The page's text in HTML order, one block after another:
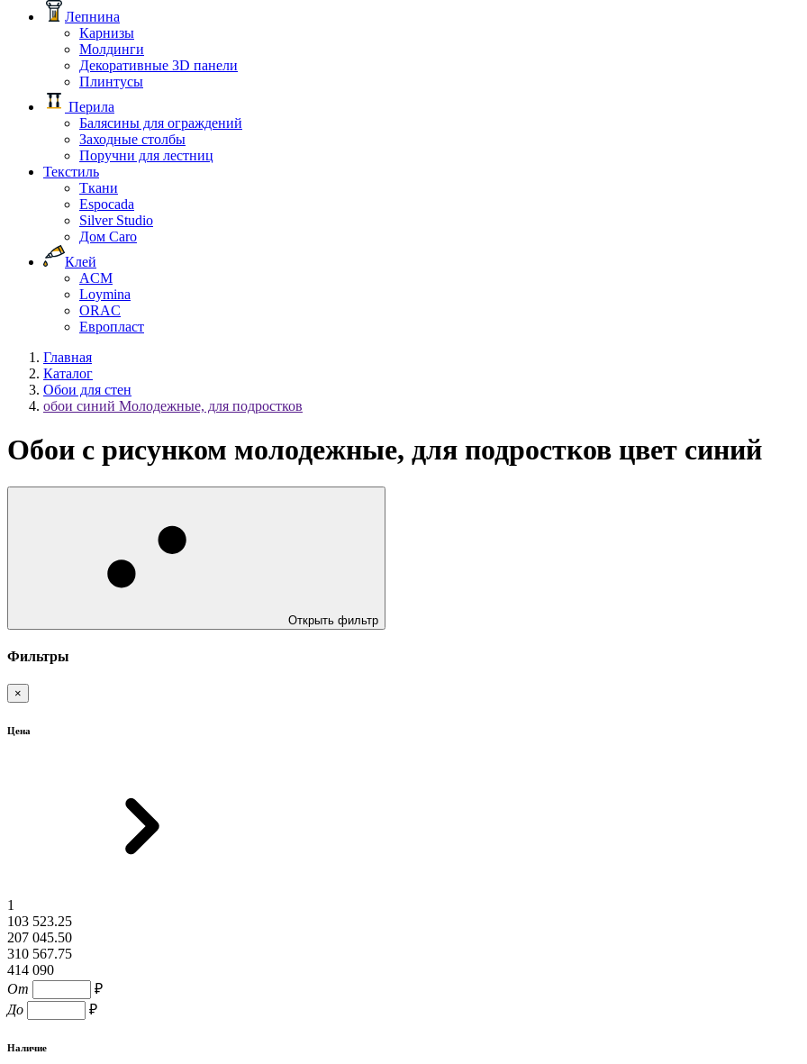
Лепнина
Карнизы
Молдинги
Декоративные 3D панели
Плинтусы
Перила
Балясины для ограждений
Заходные столбы
Поручни для лестниц
Текстиль
Ткани
Espocada
Silver Studio
Дом Caro
Клей
ACM
Loymina
ORAC
Европласт
Главная
Каталог
Обои для стен
обои синий Молодежные, для подростков
Обои с рисунком молодежные, для подростков цвет синий
Открыть фильтр
Фильтры
×
Цена
1
103 523.25
207 045.50
310 567.75
414 090
От
₽
До
₽
Наличие